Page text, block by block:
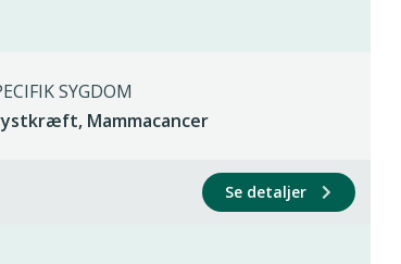
SYGDOM
Mammacancer
Se detaljer